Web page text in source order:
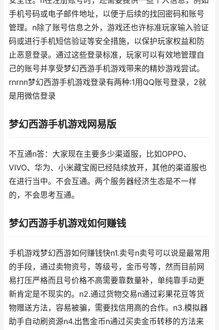
手机号码或电子邮件地址，以便于后续的找回密码和账号
管理。n除了账号信息之外，游戏还也许标准玩家输入验证
码或进行手机短信验证等安全措施，以保护玩家权益和防
止恶意登录。通过这些登录标准，玩家可以有效地管理自
己的账号并享受梦幻西游手机游戏带来的精妙游戏尝试。
rnrnn梦幻西游手机游戏登录有两种:1用QQ账号登录，2就
是用微信登录
梦幻西游手机游戏网易版
不互通n答：大家现在主要多少渠道服，比如OPPO、
VIVO、华为、小米藏宝阁已经陆续放开，其他的渠道服也
在进行当中。不会互通。两个服务器经济生态是不一样
的，不会思考互通。
梦幻西游手机游戏如何赚钱
手机游戏梦幻西游如何赚钱快n1.卖号n卖号可以说是最常用
的手段，通过卖物资号，等级号，金币号等，然而目前网
易打压严格而且号价格不高需要靠数量补，单纯靠手动更
新肯定是不现实的。n2.通过货物交易n通过彩果花豆等货
物赠送方法，容易被骗，需要找信用高的合作。n3.模拟器
助手自动刷资源n4.出售金币n通过买卖金币转移的方法来